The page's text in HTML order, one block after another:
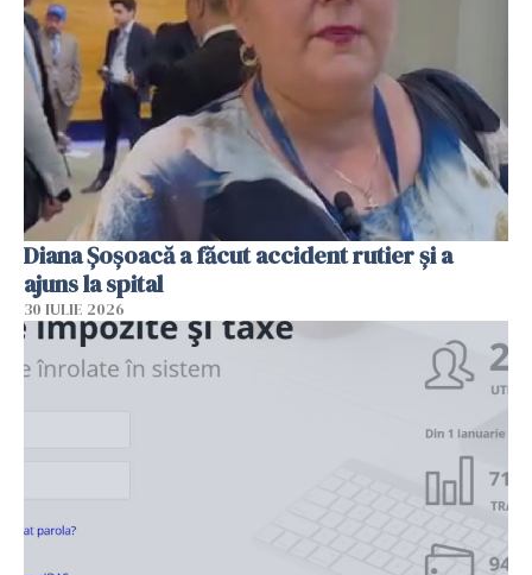
Diana Șoșoacă a făcut accident rutier și a
ajuns la spital
30 IULIE 2026